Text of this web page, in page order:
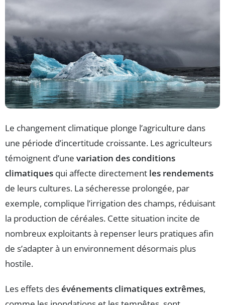
Le changement climatique plonge l’agriculture dans
une période d’incertitude croissante. Les agriculteurs
témoignent d’une variation des conditions
climatiques qui affecte directement les rendements
de leurs cultures. La sécheresse prolongée, par
exemple, complique l’irrigation des champs, réduisant
la production de céréales. Cette situation incite de
nombreux exploitants à repenser leurs pratiques afin
de s’adapter à un environnement désormais plus
hostile.
Les effets desévénements climatiques extrêmes,